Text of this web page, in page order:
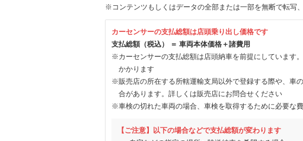
※コンテンツもしくはデータの全部または一部を無断で転写
カーセンサーの支払総額は店頭乗り出し価格です
支払総額（税込） ＝ 車両本体価格＋諸費用
※カーセンサーの支払総額は店頭納車を前提にしています
かかります
※販売店の所在する所轄運輸支局以外で登録する際や、車
合があります。詳しくは販売店にお問合せください
※車検の切れた車両の場合、車検を取得するために必要な
【ご注意】以下の場合などで支払総額が変わります